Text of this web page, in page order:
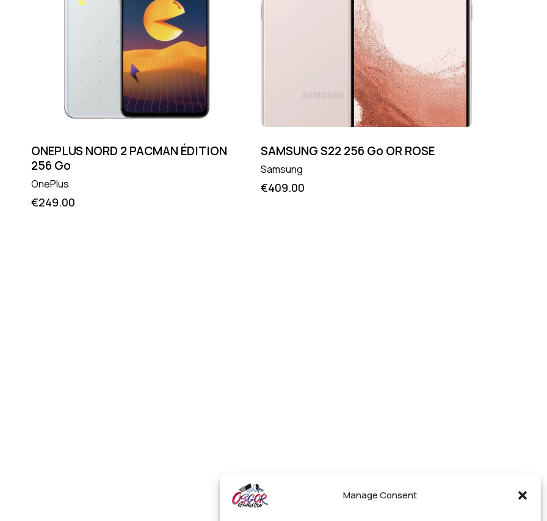
Manage Consent
ONEPLUS NORD 2 PACMAN ÉDITION
256 Go
OnePlus
€249.00
SAMSUNG S22 256 Go OR ROSE
Samsung
€409.00